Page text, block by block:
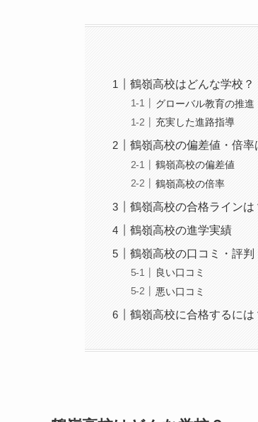
鶴嶺高校はどんな学校？
グローバル教育の推進
充実した進路指導
鶴嶺高校の偏差値・倍率
鶴嶺高校の偏差値
鶴嶺高校の倍率
鶴嶺高校の合格ラインは
鶴嶺高校の進学実績
鶴嶺高校の口コミ・評判
良い口コミ
悪い口コミ
鶴嶺高校に合格するには